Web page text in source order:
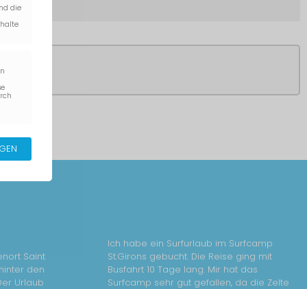
Saint
den
Urlaub
Ich habe ein Surfurlaub im Surfcamp
St.Girons gebucht. Die Reise ging mit
Busfahrt 10 Tage lang. Mir hat das
Surfcamp sehr gut gefallen, da die Zelte
die